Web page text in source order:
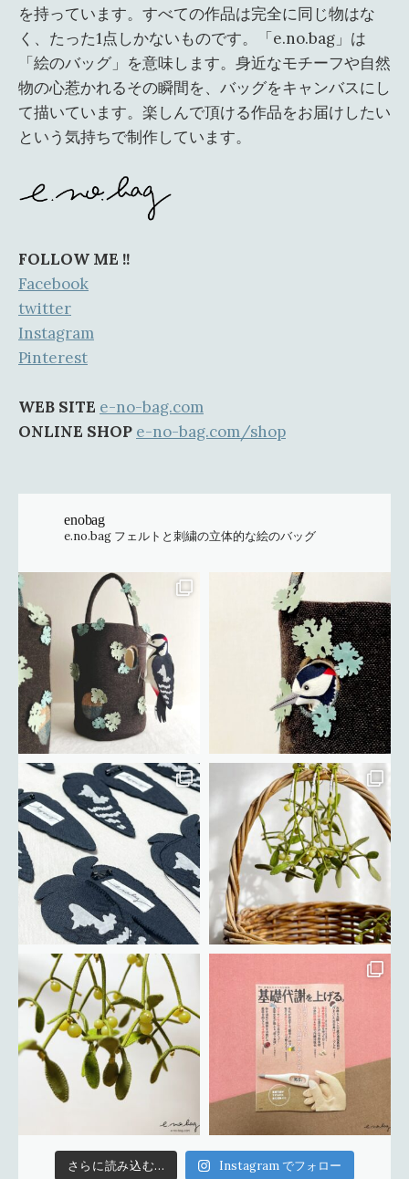
を持っています。すべての作品は完全に同じ物はな
く、たった1点しかないものです。「e.no.bag」は
「絵のバッグ」を意味します。身近なモチーフや自然
物の心惹かれるその瞬間を、バッグをキャンバスにし
て描いています。楽しんで頂ける作品をお届けしたい
という気持ちで制作しています。
FOLLOW ME !!
Facebook
twitter
Instagram
Pinterest
WEB SITE e-no-bag.com
ONLINE SHOP e-no-bag.com/shop
enobag
e.no.bag フェルトと刺繍の立体的な絵のバッグ
さらに読み込む... Instagram でフォロー